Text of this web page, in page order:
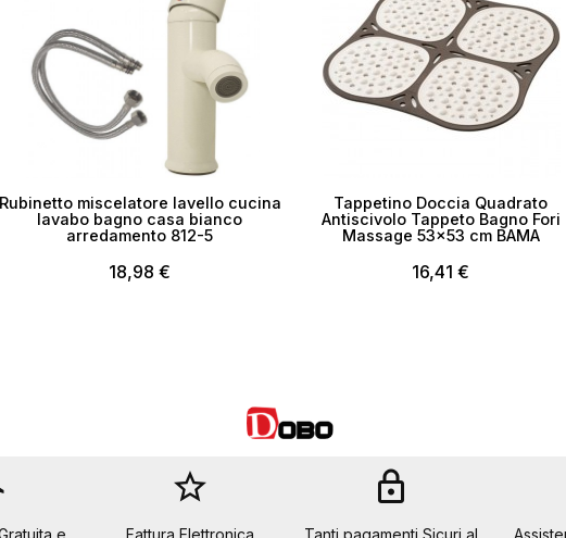
Rubinetto miscelatore lavello cucina
lavabo bagno casa bianco
arredamento 812-5
18,98 €
Tappetino Doccia Quadrato
Antiscivolo Tappeto Bagno Fori
Massage 53×53 cm BAMA
16,41 €
e
star_border
Fattura Elettronica
lock
Tanti pagamenti Sicuri al